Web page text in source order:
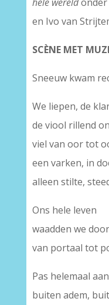
en Ivo van
SCÈNE MET
Sneeuw kwam
We liepen, de
de viool rillend
viel van oor tot
een varken, in
alleen stilte,
Ons hele leven
waadden we
van portaal tot
Pas helemaal
buiten adem,